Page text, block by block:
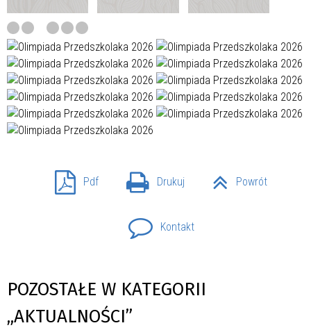
Pdf Drukuj Powrót
Kontakt
POZOSTAŁE W KATEGORII
„AKTUALNOŚCI”